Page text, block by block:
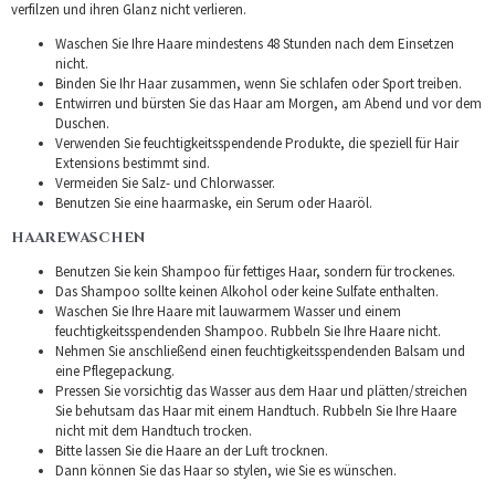
verfilzen und ihren Glanz nicht verlieren.
Waschen Sie Ihre Haare mindestens 48 Stunden nach dem Einsetzen
nicht.
Binden Sie Ihr Haar zusammen, wenn Sie schlafen oder Sport treiben.
Entwirren und bürsten Sie das Haar am Morgen, am Abend und vor dem
Duschen.
Verwenden Sie feuchtigkeitsspendende Produkte, die speziell für Hair
Extensions bestimmt sind.
Vermeiden Sie Salz- und Chlorwasser.
Benutzen Sie eine haarmaske, ein Serum oder Haaröl.
HAAREWASCHEN
Benutzen Sie kein Shampoo für fettiges Haar, sondern für trockenes.
Das Shampoo sollte keinen Alkohol oder keine Sulfate enthalten.
Waschen Sie Ihre Haare mit lauwarmem Wasser und einem
feuchtigkeitsspendenden Shampoo. Rubbeln Sie Ihre Haare nicht.
Nehmen Sie anschließend einen feuchtigkeitsspendenden Balsam und
eine Pflegepackung.
Pressen Sie vorsichtig das Wasser aus dem Haar und plätten/streichen
Sie behutsam das Haar mit einem Handtuch. Rubbeln Sie Ihre Haare
nicht mit dem Handtuch trocken.
Bitte lassen Sie die Haare an der Luft trocknen.
Dann können Sie das Haar so stylen, wie Sie es wünschen.